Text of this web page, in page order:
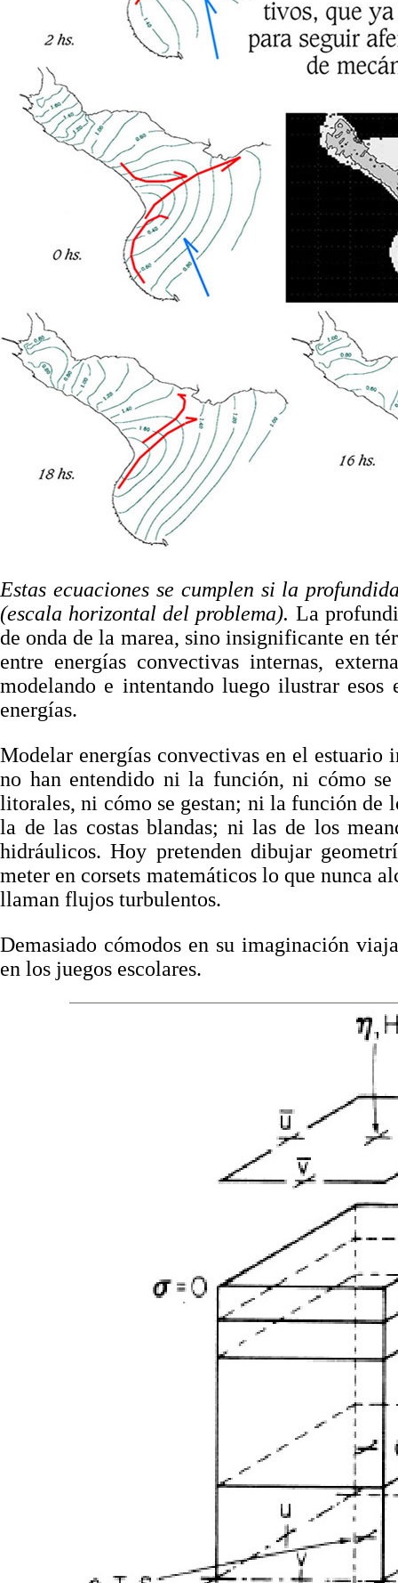
Estas ecuaciones se cumplen si la
(escala horizontal del problema). La
de onda de la marea, sino insignificante en
entre energías convectivas internas,
modelando e intentando luego ilustrar esos
energías.
Modelar energías convectivas en el estuario
no han entendido ni la función, ni cómo
litorales, ni cómo se gestan; ni la función de
la de las costas blandas; ni las de los
hidráulicos. Hoy pretenden dibujar
meter en corsets matemáticos lo que nunca
llaman flujos turbulentos.
Demasiado cómodos en su imaginación
en los juegos escolares.